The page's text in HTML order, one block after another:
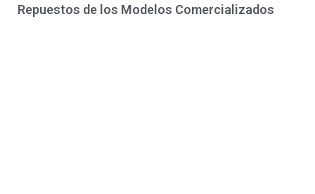
Repuestos de los Modelos Comercializados